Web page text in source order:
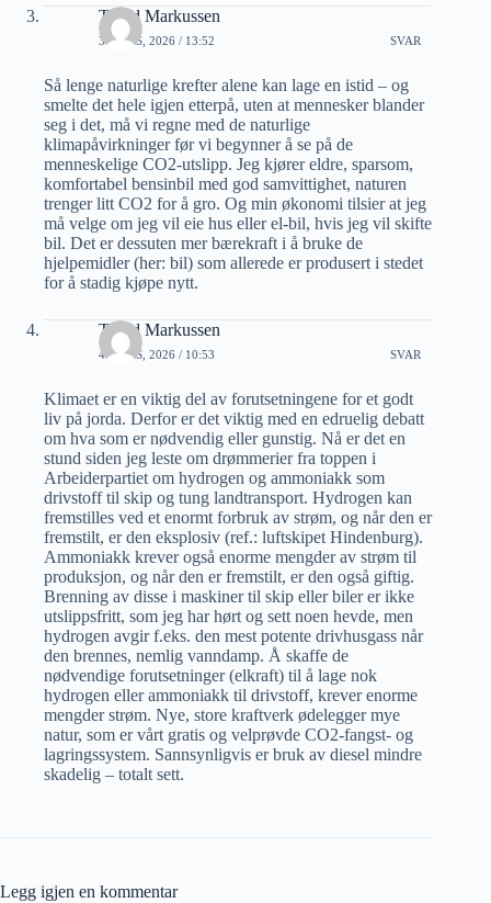
Trond Markussen
3 MARS, 2026 / 13:52 SVAR
Så lenge naturlige krefter alene kan lage en istid – og
smelte det hele igjen etterpå, uten at mennesker blander
seg i det, må vi regne med de naturlige
klimapåvirkninger før vi begynner å se på de
menneskelige CO2-utslipp. Jeg kjører eldre, sparsom,
komfortabel bensinbil med god samvittighet, naturen
trenger litt CO2 for å gro. Og min økonomi tilsier at jeg
må velge om jeg vil eie hus eller el-bil, hvis jeg vil skifte
bil. Det er dessuten mer bærekraft i å bruke de
hjelpemidler (her: bil) som allerede er produsert i stedet
for å stadig kjøpe nytt.
Trond Markussen
4 MARS, 2026 / 10:53 SVAR
Klimaet er en viktig del av forutsetningene for et godt
liv på jorda. Derfor er det viktig med en edruelig debatt
om hva som er nødvendig eller gunstig. Nå er det en
stund siden jeg leste om drømmerier fra toppen i
Arbeiderpartiet om hydrogen og ammoniakk som
drivstoff til skip og tung landtransport. Hydrogen kan
fremstilles ved et enormt forbruk av strøm, og når den er
fremstilt, er den eksplosiv (ref.: luftskipet Hindenburg).
Ammoniakk krever også enorme mengder av strøm til
produksjon, og når den er fremstilt, er den også giftig.
Brenning av disse i maskiner til skip eller biler er ikke
utslippsfritt, som jeg har hørt og sett noen hevde, men
hydrogen avgir f.eks. den mest potente drivhusgass når
den brennes, nemlig vanndamp. Å skaffe de
nødvendige forutsetninger (elkraft) til å lage nok
hydrogen eller ammoniakk til drivstoff, krever enorme
mengder strøm. Nye, store kraftverk ødelegger mye
natur, som er vårt gratis og velprøvde CO2-fangst- og
lagringssystem. Sannsynligvis er bruk av diesel mindre
skadelig – totalt sett.
Legg igjen en kommentar